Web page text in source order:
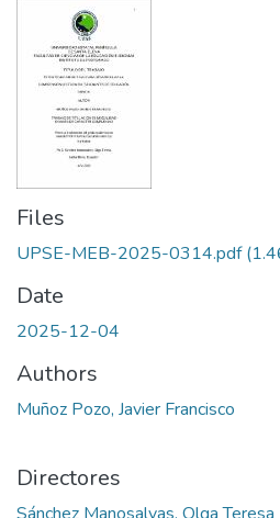
Files
UPSE-MEB-2025-0314.pdf
Date
2025-12-04
Authors
Muñoz Pozo, Javier Francisco
Directores